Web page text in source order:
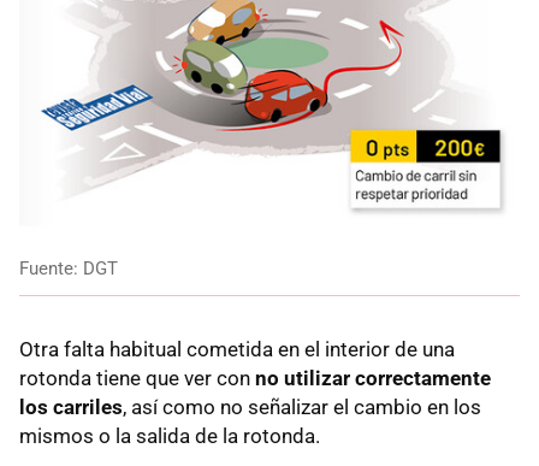
Fuente: DGT
Otra falta habitual cometida en el interior de una
rotonda tiene que ver con no utilizar correctamente
los carriles, así como no señalizar el cambio en los
mismos o la salida de la rotonda.